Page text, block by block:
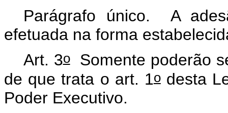
Parágrafo único. A
efetuada na forma
Art. 3oSomente poderão
de que trata o art. 1odesta
Poder Executivo.